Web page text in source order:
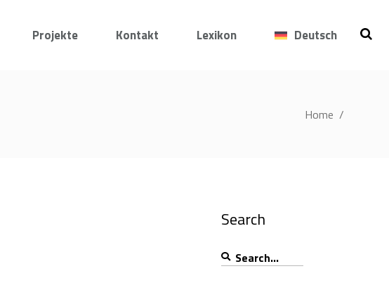
Projekte Kontakt Lexikon Deutsch
Home /
Search
Search
for: